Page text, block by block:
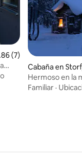
promedio: 4.86
(7)
Cabaña en
Hermoso en la
Städjan!
Familiar ·